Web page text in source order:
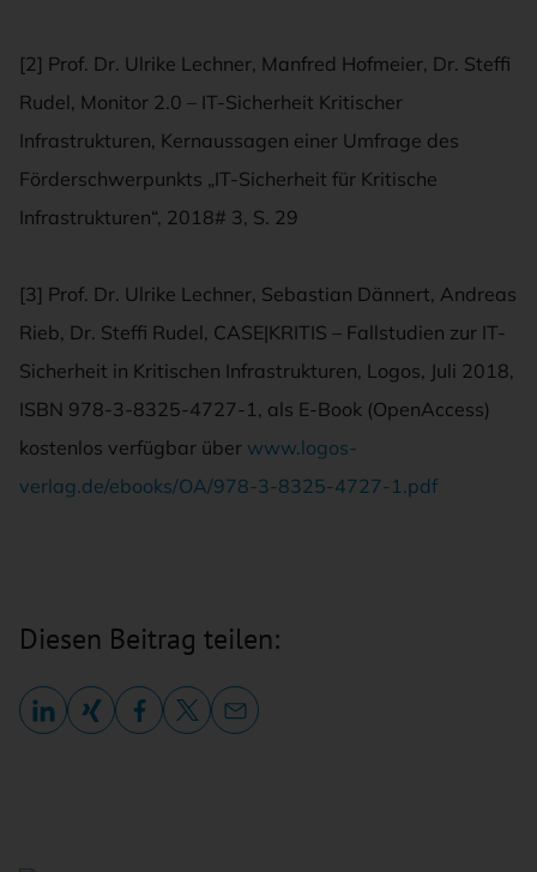
[2] Prof. Dr. Ulrike Lechner, Manfred Hofmeier, Dr. Steffi
Rudel, Monitor 2.0 – IT-Sicherheit Kritischer
Infrastrukturen, Kernaussagen einer Umfrage des
Förderschwerpunkts „IT-Sicherheit für Kritische
Infrastrukturen“, 2018# 3, S. 29
[3] Prof. Dr. Ulrike Lechner, Sebastian Dännert, Andreas
Rieb, Dr. Steffi Rudel, CASE|KRITIS – Fallstudien zur IT-
Sicherheit in Kritischen Infrastrukturen, Logos, Juli 2018,
ISBN 978-3-8325-4727-1, als E-Book (OpenAccess)
kostenlos verfügbar über www.logos-
verlag.de/ebooks/OA/978-3-8325-4727-1.pdf
Diesen Beitrag teilen: